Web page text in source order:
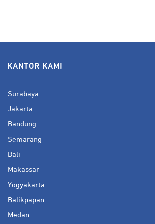
KANTOR KAMI
Surabaya
Jakarta
Bandung
Semarang
Bali
Makassar
Yogyakarta
Balikpapan
Medan